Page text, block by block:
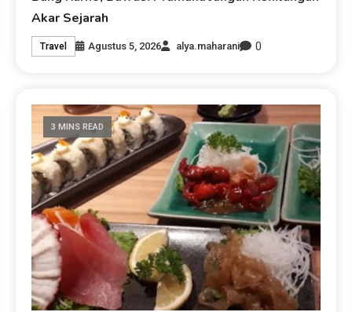
Akar Sejarah
Travel Agustus 5, 2026 alya.maharani 0
3 MINS READ